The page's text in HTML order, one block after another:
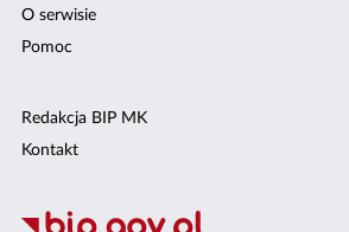
O serwisie
Pomoc
Redakcja BIP MK
Kontakt